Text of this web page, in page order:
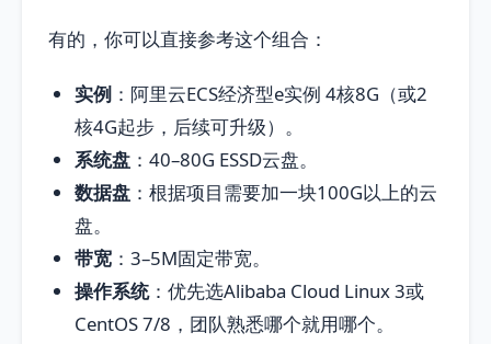
有的，你可以直接参考这个组合：
实例 ：阿里云ECS经济型e实例 4核8G（或2
核4G起步，后续可升级）。
系统盘 ：40–80G ESSD云盘。
数据盘 ：根据项目需要加一块100G以上的云
盘。
带宽 ：3–5M固定带宽。
操作系统：优先选Alibaba Cloud Linux 3或
CentOS 7/8，团队熟悉哪个就用哪个。